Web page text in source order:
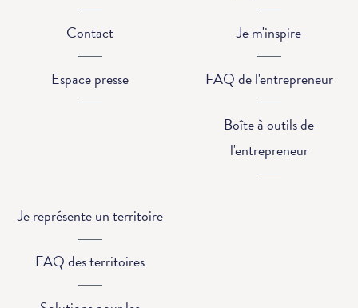
Contact
Espace presse
Je m'inspire
FAQ de l'entrepreneur
Boîte à outils de
l'entrepreneur
Je représente un territoire
FAQ des territoires